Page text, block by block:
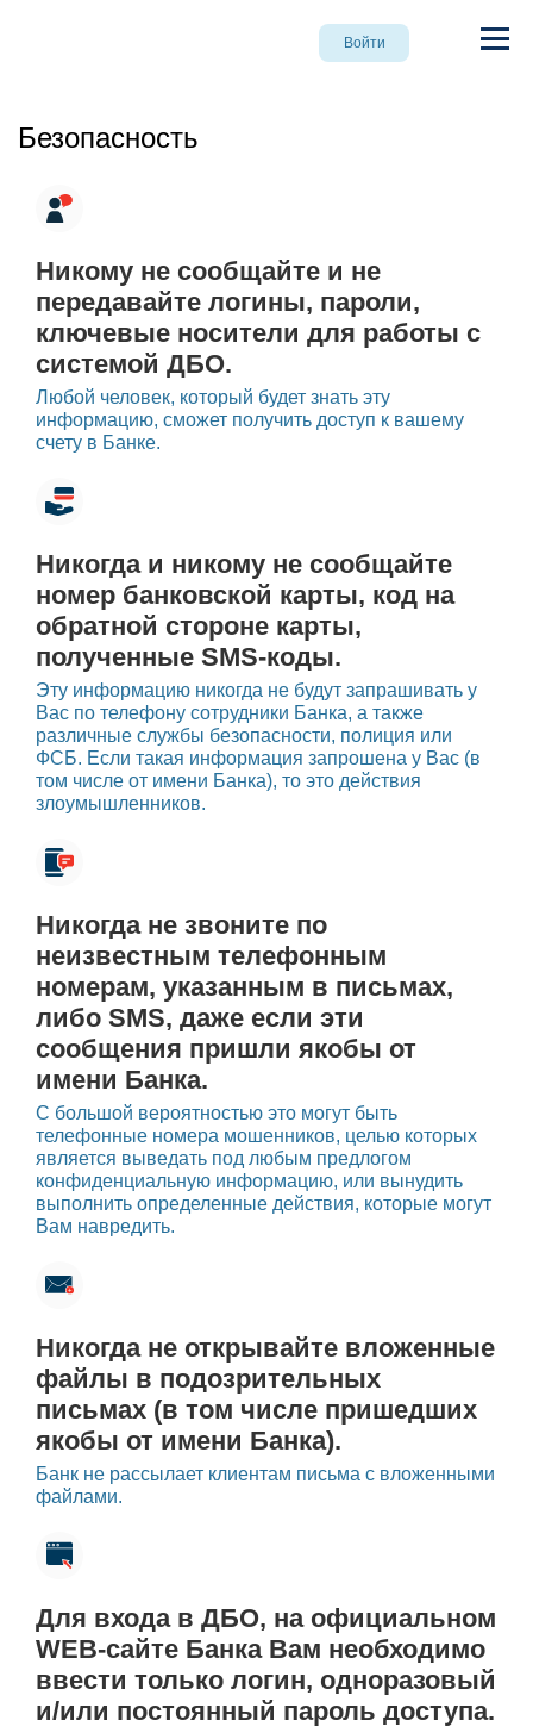
Войти
Безопасность
Никому не сообщайте и не
передавайте логины, пароли,
ключевые носители для работы с
системой ДБО.
Любой человек, который будет знать эту
информацию, сможет получить доступ к вашему
счету в Банке.
Никогда и никому не сообщайте
номер банковской карты, код на
обратной стороне карты,
полученные SMS-коды.
Эту информацию никогда не будут запрашивать у
Вас по телефону сотрудники Банка, а также
различные службы безопасности, полиция или
ФСБ. Если такая информация запрошена у Вас (в
том числе от имени Банка), то это действия
злоумышленников.
Никогда не звоните по
неизвестным телефонным
номерам, указанным в письмах,
либо SMS, даже если эти
сообщения пришли якобы от
имени Банка.
С большой вероятностью это могут быть
телефонные номера мошенников, целью которых
является выведать под любым предлогом
конфиденциальную информацию, или вынудить
выполнить определенные действия, которые могут
Вам навредить.
Никогда не открывайте вложенные
файлы в подозрительных
письмах (в том числе пришедших
якобы от имени Банка).
Банк не рассылает клиентам письма с вложенными
файлами.
Для входа в ДБО, на официальном
WEB-сайте Банка Вам необходимо
ввести только логин, одноразовый
и/или постоянный пароль доступа.